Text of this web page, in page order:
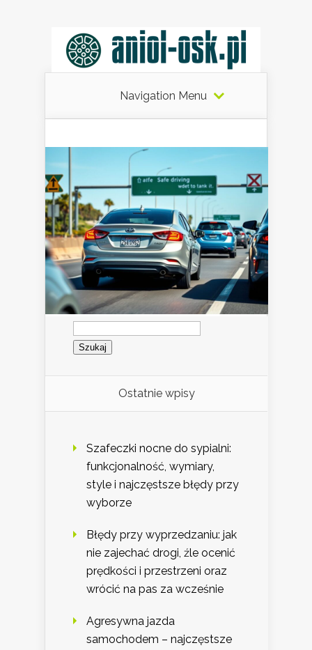
Navigation Menu
Szukaj:
Ostatnie wpisy
Szafeczki nocne do sypialni:
funkcjonalność, wymiary,
style i najczęstsze błędy przy
wyborze
Błędy przy wyprzedzaniu: jak
nie zajechać drogi, źle ocenić
prędkości i przestrzeni oraz
wrócić na pas za wcześnie
Agresywna jazda
samochodem – najczęstsze